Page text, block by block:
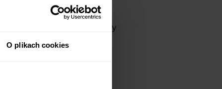
O plikach cookies
wady i zalety
ciepła. W artykule